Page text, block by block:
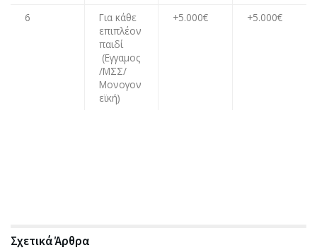
6
Για κάθε
επιπλέον
παιδί
(Εγγαμος
/ΜΣΣ/
Μονογον
εϊκή)
+5.000€ +5.000€
ΣχετικάΆρθρα